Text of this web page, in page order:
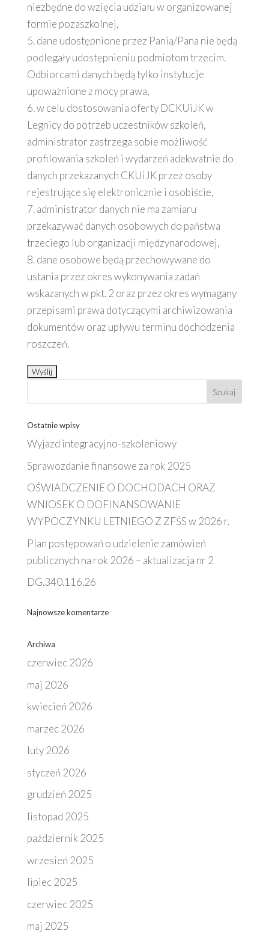
niezbędne do wzięcia udziału w organizowanej
formie pozaszkolnej,
5. dane udostępnione przez Panią/Pana nie będą
podlegały udostępnieniu podmiotom trzecim.
Odbiorcami danych będą tylko instytucje
upoważnione z mocy prawa,
6. w celu dostosowania oferty DCKUiJK w
Legnicy do potrzeb uczestników szkoleń,
administrator zastrzega sobie możliwość
profilowania szkoleń i wydarzeń adekwatnie do
danych przekazanych CKUiJK przez osoby
rejestrujące się elektronicznie i osobiście,
7. administrator danych nie ma zamiaru
przekazywać danych osobowych do państwa
trzeciego lub organizacji międzynarodowej,
8. dane osobowe będą przechowywane do
ustania przez okres wykonywania zadań
wskazanych w pkt. 2 oraz przez okres wymagany
przepisami prawa dotyczącymi archiwizowania
dokumentów oraz upływu terminu dochodzenia
roszczeń.
Ostatnie wpisy
Wyjazd integracyjno-szkoleniowy
Sprawozdanie finansowe za rok 2025
OŚWIADCZENIE O DOCHODACH ORAZ
WNIOSEK O DOFINANSOWANIE
WYPOCZYNKU LETNIEGO Z ZFŚS w 2026 r.
Plan postępowań o udzielenie zamówień
publicznych na rok 2026 – aktualizacja nr 2
DG.340.116.26
Najnowsze komentarze
Archiwa
czerwiec 2026
maj 2026
kwiecień 2026
marzec 2026
luty 2026
styczeń 2026
grudzień 2025
listopad 2025
październik 2025
wrzesień 2025
lipiec 2025
czerwiec 2025
maj 2025